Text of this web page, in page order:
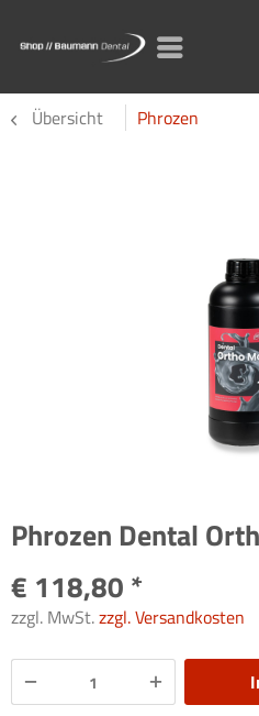
Übersicht Phrozen
Phrozen Dental
€ 118,80 *
zzgl. MwSt.zzgl. Versandkosten